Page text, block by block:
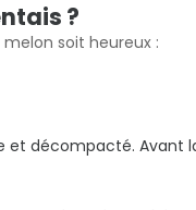
?
soit heureux :
et décompacté.